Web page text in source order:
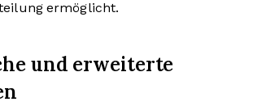
ermöglicht.
und erweiterte